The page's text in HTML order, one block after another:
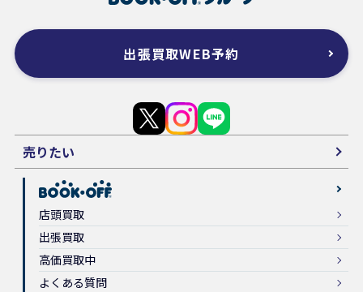
出張買取WEB予約
売りたい
店頭買取
出張買取
高価買取中
よくある質問